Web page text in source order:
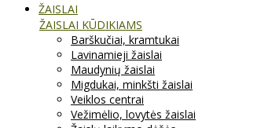
ŽAISLAI
ŽAISLAI KŪDIKIAMS
Barškučiai, kramtukai
Lavinamieji žaislai
Maudynių žaislai
Migdukai, minkšti žaislai
Veiklos centrai
Vežimėlio, lovytės žaislai